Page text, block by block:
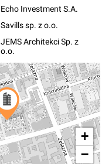
Echo Investment S.A.
Savills sp. z o.o.
JEMS Architekci Sp. z
o.o.
+
−